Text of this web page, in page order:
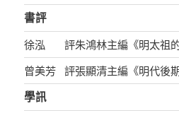
書評
徐泓
評朱鴻林主編《明太祖
曾美芳 評張顯清主編《明代後
學訊